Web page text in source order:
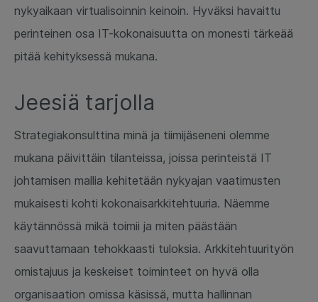
nykyaikaan virtualisoinnin keinoin. Hyväksi havaittu
perinteinen osa IT-kokonaisuutta on monesti tärkeää
pitää kehityksessä mukana.
Jeesiä tarjolla
Strategiakonsulttina minä ja tiimijäseneni olemme
mukana päivittäin tilanteissa, joissa perinteistä IT
johtamisen mallia kehitetään nykyajan vaatimusten
mukaisesti kohti kokonaisarkkitehtuuria. Näemme
käytännössä mikä toimii ja miten päästään
saavuttamaan tehokkaasti tuloksia. Arkkitehtuurityön
omistajuus ja keskeiset toiminteet on hyvä olla
organisaation omissa käsissä, mutta hallinnan